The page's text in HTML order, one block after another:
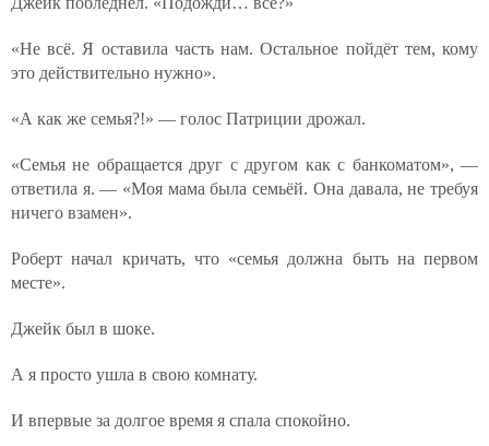
«Не всё. Я оставила часть нам. Остальное пойдёт тем, кому
это действительно нужно».
«А как же семья?!» — голос Патриции дрожал.
«Семья не обращается друг с другом как с банкоматом», —
ответила я. — «Моя мама была семьёй. Она давала, не требуя
ничего взамен».
Роберт начал кричать, что «семья должна быть на первом
месте».
Джейк был в шоке.
А я просто ушла в свою комнату.
И впервые за долгое время я спала спокойно.